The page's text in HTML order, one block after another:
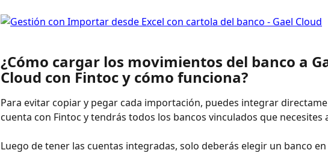
¿Cómo cargar los movimientos del banco a
Cloud con Fintoc y cómo funciona?
Para evitar copiar y pegar cada importación, puedes integrar
cuenta con Fintoc y tendrás todos los bancos vinculados que necesites
Luego de tener las cuentas integradas, solo deberás elegir un banco